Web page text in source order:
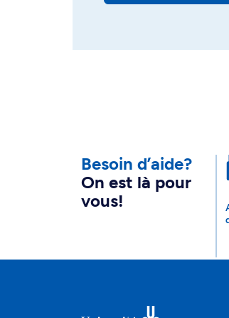
Besoin d’aide?
On est là pour
vous!